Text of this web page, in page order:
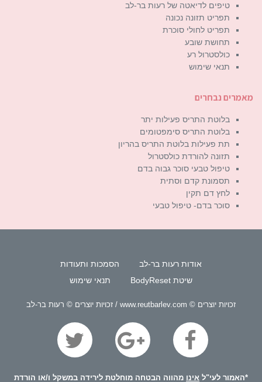
טיפים לדיאטה של רעות בר-לב
תפריט תזונה נכונה
תפריט לחולי סוכרת
תחושת שובע
כולסטרול רע
תנאי שימוש
מאמרים נבחרים
בלוטת התריס פעילות יתר
בלוטת התריס סימפטומים
תת פעילות בלוטת התריס בהריון
תזונה להורדת כולסטרול
טיפול טבעי סוכר גבוה בדם
תסמונת קדם וסתית
לחץ דם תקין
סוכר בדם- טיפול טבעי
אודות רעות בר-לב
הסמכות ותעודות
שיטת BodyReset
תנאי שימוש
זכויות יוצרים © www.reutbarlev.com / זכויות יוצרים © רעות בר-לב
*האמור לעי"ל אינו מהווה הבטחה מוחלטת לירידה במשקל ו/או הורדת